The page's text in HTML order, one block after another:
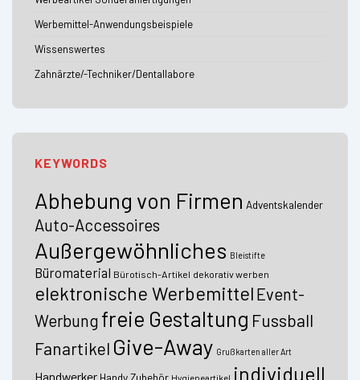
Werbemittel-Anwendungsbeispiele
Wissenswertes
Zahnärzte/-Techniker/Dentallabore
KEYWORDS
Abhebung von Firmen Adventskalender
Auto-Accessoires
Außergewöhnliches Bleistifte
Büromaterial Bürotisch-Artikel dekorativ werben
elektronische Werbemittel Event-
Werbung freie Gestaltung Fussball
Fanartikel Give-Away Grußkarten aller Art
Handwerker Handy Zubehör Hygieneartikel individuell